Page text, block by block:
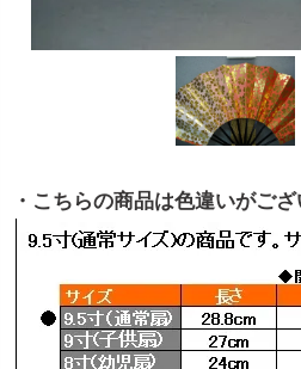
・こちらの商品は色違いがご